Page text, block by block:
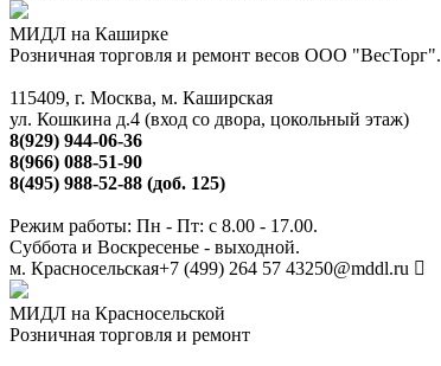
МИДЛ на Каширке
Розничная торговля и ремонт весов ООО "ВесТорг".
115409, г. Москва, м. Каширская
ул. Кошкина д.4 (вход со двора, цокольный этаж)
8(929) 944-06-36
8(966) 088-51-90
8(495) 988-52-88 (доб. 125)
Режим работы: Пн - Пт: с 8.00 - 17.00.
Суббота и Воскресенье - выходной.
м. Красносельская+7 (499) 264 57 43250@mddl.ru
МИДЛ на Красносельской
Розничная торговля и ремонт